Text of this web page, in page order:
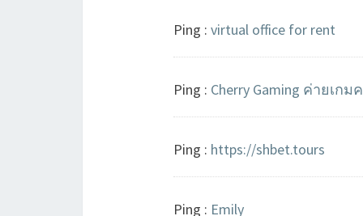
Ping : virtual office for rent
Ping : Cherry Gaming ค่ายเก
Ping : https://shbet.tours
Ping : Emily